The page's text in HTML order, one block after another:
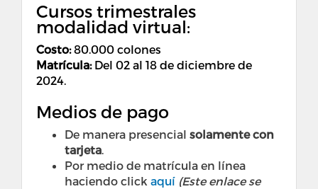
Cursos trimestrales
modalidad virtual:
Costo:80.000 colones
Matrícula: Del 02 al 18 de diciembre de
2024.
Medios de pago
De manera presencial solamente con
tarjeta.
Por medio de matrícula en línea
haciendo click aquí (Este enlace se